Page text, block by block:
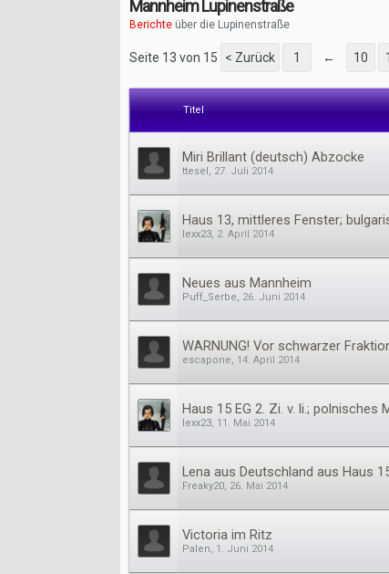
Mannheim Lupinenstraße
Berichte über die Lupinenstraße
Seite 13 von 15 < Zurück 1 ← 10
Titel
Miri Brillant (deutsch) Abzocke
ttesel, 27. Juli 2014
Haus 13, mittleres Fenster;
lexx23, 2. April 2014
Neues aus Mannheim
Puff_Serbe, 26. Juni 2014
WARNUNG! Vor schwarzer
escapone, 14. April 2014
Haus 15 EG 2. Zi. v. li.; polnisches
lexx23, 11. Mai 2014
Lena aus Deutschland aus Haus
Freaky20, 26. Mai 2014
Victoria im Ritz
Palen, 1. Juni 2014